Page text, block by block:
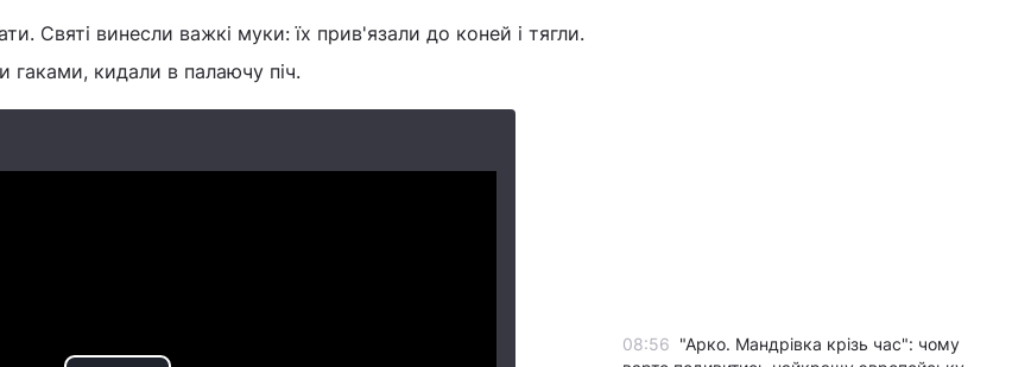
Святі винесли важкі муки: їх прив'язали до коней і тягли.
гаками, кидали в палаючу піч.
08:56 "Арко. Мандрівка крізь час": чому